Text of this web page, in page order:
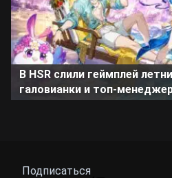
В HSR слили геймплей
галовианки и топ-
Подписаться